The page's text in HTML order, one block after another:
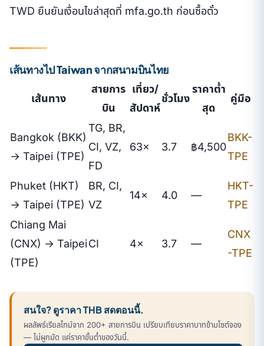
TWD ยืนยันเงื่อนไขล่าสุดที่ mfa.go.th ก่อนซื้อตั๋ว
เส้นทางไป Taiwan จากสนามบินไทย
เส้นทาง
สายการ
บิน
เที่ยว/
สัปดาห์
ชั่วโมง
ราคาต่ำ
สุด
คู่มือ
Bangkok (BKK)
→ Taipei (TPE)
TG, BR,
CI, VZ,
FD
63× 3.7 ฿4,500
BKK-
TPE
Phuket (HKT)
→ Taipei (TPE)
BR, CI,
VZ
14× 4.0 —
HKT-
TPE
Chiang Mai
(CNX) → Taipei
(TPE)
CI 4× 3.7 —
CNX
-TPE
สนใจ? ดูราคา THB สดตอนนี้.
ผลลัพธ์เรียลไทม์จาก 200+ สายการบิน เปรียบเทียบราคาบาทข้ามไซต์จอง
— ไม่ผูกมัด แค่ราคาขั้นต่ำของวันนี้.